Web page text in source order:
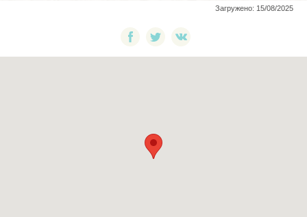
Загружено: 15/08/2025